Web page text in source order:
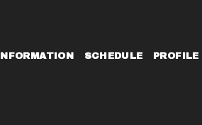
INFORMATION SCHEDULE PROFILE